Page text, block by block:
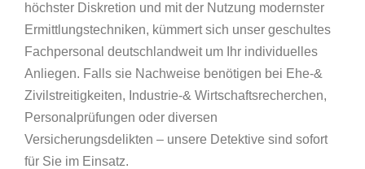
höchster Diskretion und mit der Nutzung modernster
Ermittlungstechniken, kümmert sich unser geschultes
Fachpersonal deutschlandweit um Ihr individuelles
Anliegen. Falls sie Nachweise benötigen bei Ehe-&
Zivilstreitigkeiten, Industrie-& Wirtschaftsrecherchen,
Personalprüfungen oder diversen
Versicherungsdelikten – unsere Detektive sind sofort
für Sie im Einsatz.